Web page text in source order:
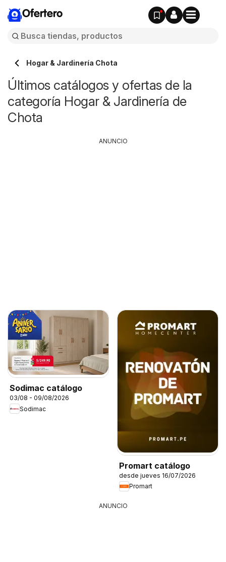
Ofertero
Hogar & Jardinería Chota
Últimos catálogos y ofertas de la
categoría Hogar & Jardinería de
Chota
Sodimac catálogo
03/08 - 09/08/2026
Sodimac
Promart catálogo
desde jueves 16/07/2026
Promart
ANUNCIO
ANUNCIO